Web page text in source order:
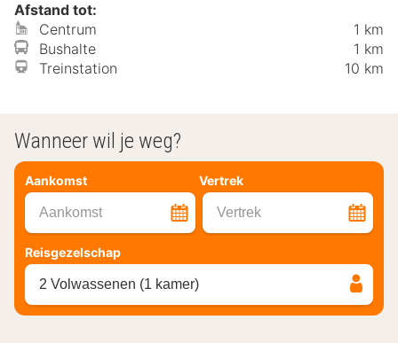
Afstand tot:
Centrum
1 km
Bushalte
1 km
Treinstation
10 km
Wanneer wil je weg?
Aankomst Vertrek
Aankomst Vertrek
Reisgezelschap
2 Volwassenen (1 kamer)